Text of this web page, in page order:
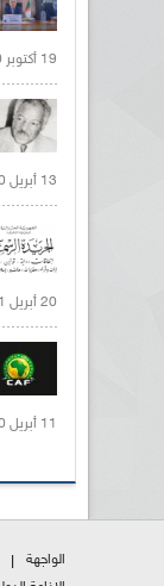
19 أكتوبر 2020 |
13 أبريل 2020 |
20 أبريل 2021 |
11 أبريل 2020 |
الواجهة